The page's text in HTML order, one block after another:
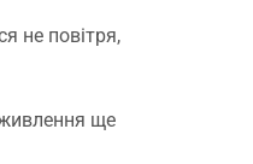
не повітря,
живлення ще